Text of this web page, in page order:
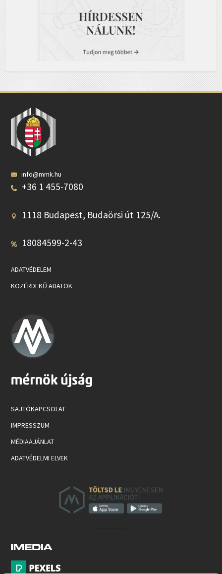
info@mmk.hu
+36 1 455-7080
1118 Budapest, Budaörsi út 125/A.
18084599-2-43
ADATVÉDELEM
KÖZÉRDEKŰ ADATOK
SAJTÓKAPCSOLAT
IMPRESSZUM
MÉDIAAJÁNLAT
ADATVÉDELMI ELVEK